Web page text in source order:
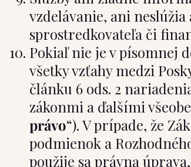
vzdelávanie, ani
sprostredkovateľa či
Pokiaľ nie je v písomnej
všetky vzťahy medzi
článku 6 ods. 2
zákonmi a ďalšími
právo“). V prípade, že
podmienok a
použije sa právna